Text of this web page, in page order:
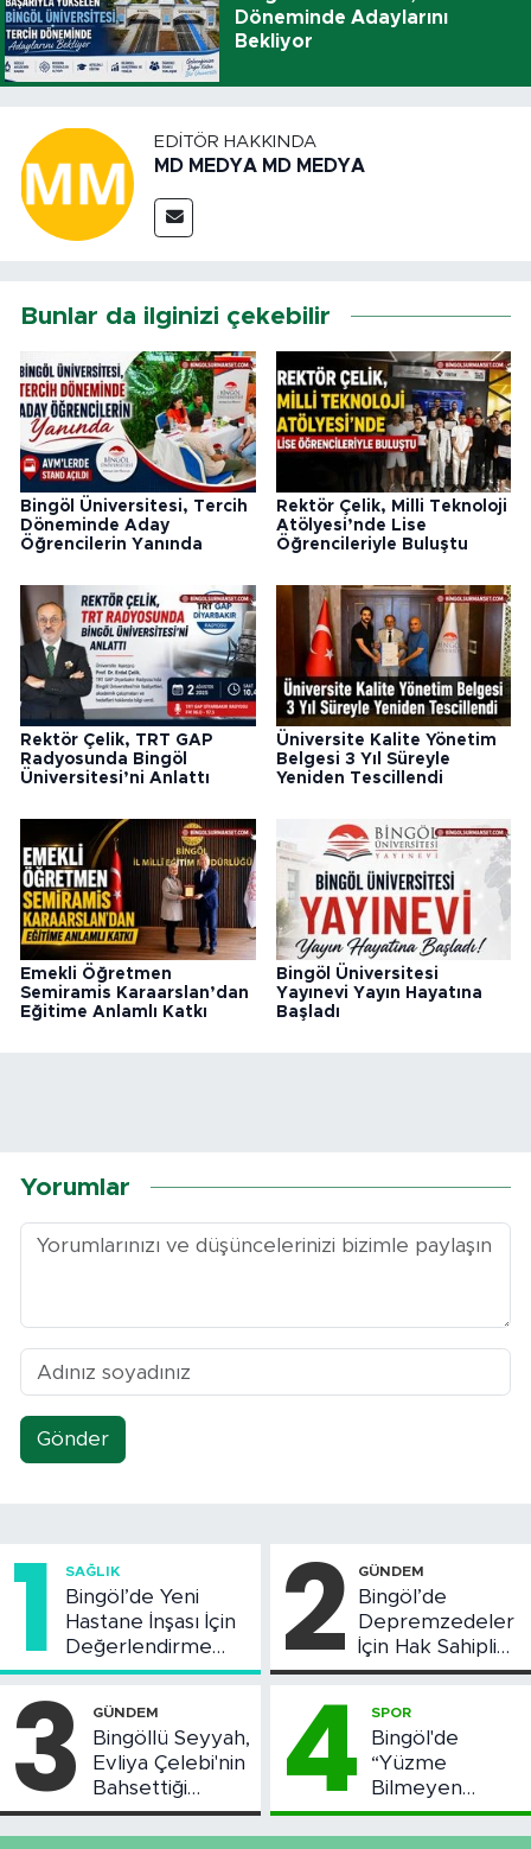
Döneminde Adaylarını
Bekliyor
EDITÖR HAKKINDA
MD MEDYA MD MEDYA
Bunlar da ilginizi çekebilir
Bingöl Üniversitesi, Tercih
Döneminde Aday
Öğrencilerin Yanında
Rektör Çelik, Milli Teknoloji
Atölyesi’nde Lise
Öğrencileriyle Buluştu
Rektör Çelik, TRT GAP
Radyosunda Bingöl
Üniversitesi’ni Anlattı
Üniversite Kalite Yönetim
Belgesi 3 Yıl Süreyle
Yeniden Tescillendi
Emekli Öğretmen
Semiramis Karaarslan’dan
Eğitime Anlamlı Katkı
Bingöl Üniversitesi
Yayınevi Yayın Hayatına
Başladı
Yorumlar
Gönder
1 SAĞLIK
Bingöl’de Yeni
Hastane İnşası İçin
Değerlendirme
Toplantısı Yapıldı
2 GÜNDEM
Bingöl’de
Depremzedeler
İçin Hak Sahipliği
Askı Süreci
3 GÜNDEM
Bingöllü Seyyah,
Evliya Çelebi'nin
Bahsettiği
Bingöl'deki O
Yeri Görüntüledi
4 SPOR
Bingöl'de
“Yüzme
Bilmeyen
Kalmasın”
Projesi Devam